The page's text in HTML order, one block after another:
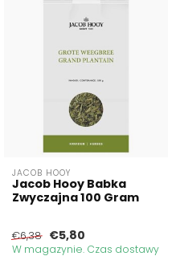
JACOB HOOY
Jacob Hooy Babka
Zwyczajna 100 Gram
€6,38 €5,80
W magazynie. Czas dostawy